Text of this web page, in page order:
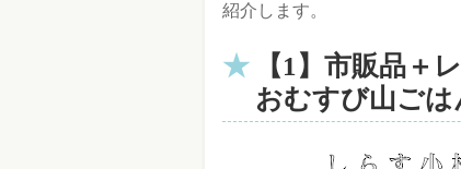
紹介します。
【1】市販品＋
おむすび山ごは